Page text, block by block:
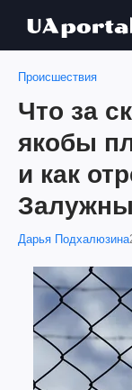
Происшествия
Что за
якобы
и как
Дарья Подхалюзина